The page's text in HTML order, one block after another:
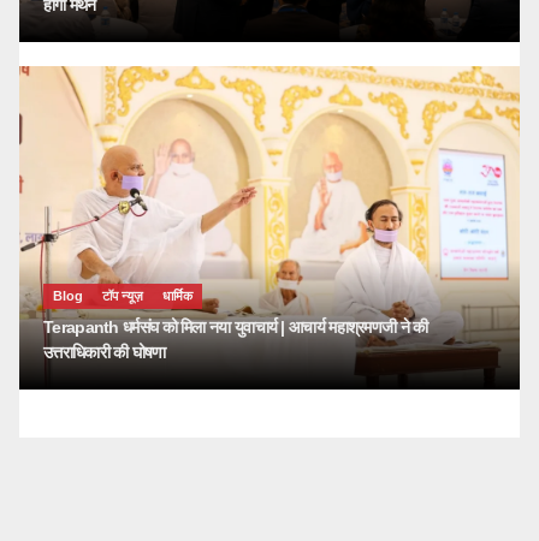
होगा मंथन
Blog टॉप न्यूज़ धार्मिक
Terapanth धर्मसंघ को मिला नया युवाचार्य | आचार्य महाश्रमणजी ने की
उत्तराधिकारी की घोषणा